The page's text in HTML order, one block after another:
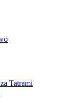
Tatrami